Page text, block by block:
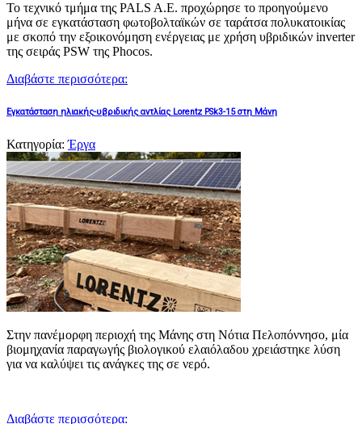
Το τεχνικό τμήμα της PALS A.E. προχώρησε το προηγούμενο
μήνα σε εγκατάσταση φωτοβολταϊκών σε ταράτσα πολυκατοικίας
με σκοπό την εξοικονόμηση ενέργειας με χρήση υβριδικών inverter
της σειράς PSW της Phocos.
Διαβάστε περισσότερα:
Εγκατάσταση ηλιακής-υβριδικής αντλίας Lorentz PSk3-15 στη Μάνη
Κατηγορία:Έργα
Στην πανέμορφη περιοχή της Μάνης στη Νότια Πελοπόννησο, μία
βιομηχανία παραγωγής βιολογικού ελαιόλαδου χρειάστηκε λύση
για να καλύψει τις ανάγκες της σε νερό.
Διαβάστε περισσότερα: